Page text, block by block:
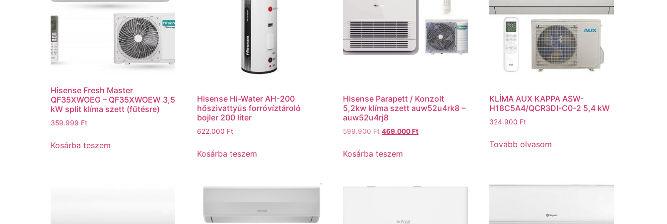
Hisense Fresh Master
QF35XWOEG – QF35XWOEW 3,5
kW split klíma szett (fűtésre)
359.999 Ft
Kosárba teszem
Hisense Hi-Water AH-200
hőszivattyús forróvíztároló
bojler 200 liter
622.000 Ft
Kosárba teszem
Hisense Parapett / Konzolt
5,2kw klíma szett auw52u4rk8 –
auw52u4rj8
599.900Ft 469.000Ft
Kosárba teszem
KLÍMA AUX KAPPA ASW-
H18C5A4/QCR3DI-C0-2 5,4 kW
324.900 Ft
Tovább olvasom